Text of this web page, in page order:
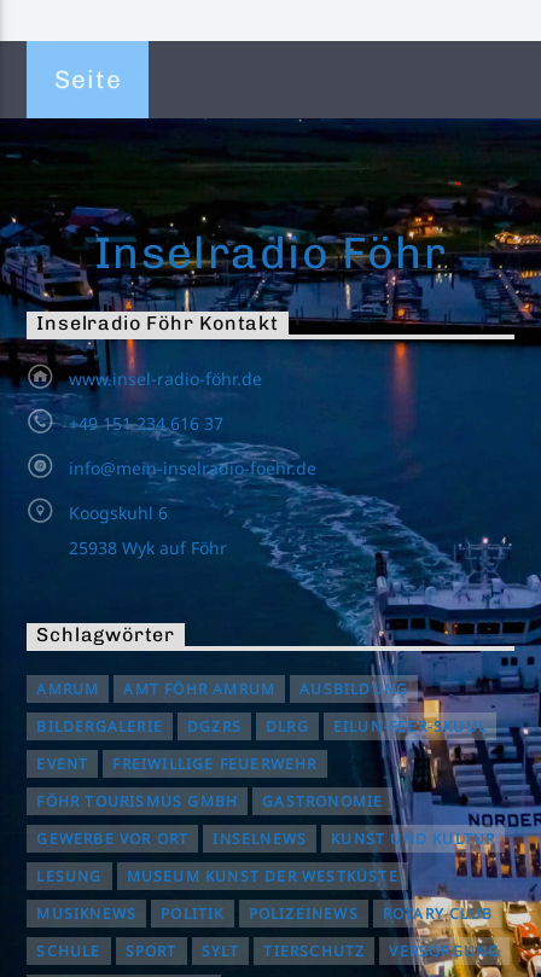
Seite
Inselradio Föhr
Inselradio Föhr Kontakt
www.insel-radio-föhr.de
+49 151 234 616 37
info@mein-inselradio-foehr.de
Koogskuhl 6
25938 Wyk auf Föhr
Schlagwörter
AMRUM AMT FÖHR AMRUM
AUSBILDUNG
BILDERGALERIE
DGZRS DLRG
EILUN-FEER-SKUUL
EVENT
FREIWILLIGE FEUERWEHR
FÖHR TOURISMUS GMBH
GASTRONOMIE
GEWERBE VOR ORT
INSELNEWS
KUNST UND KULTUR
LESUNG
MUSEUM KUNST DER WESTKÜSTE
MUSIKNEWS
POLITIK POLIZEINEWS
ROTARY CLUB
SCHULE
SPORT SYLT TIERSCHUTZ VERSORGUNG